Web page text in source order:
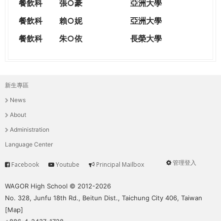
餐飲科 張○豪
亞洲大學
餐飲科
賴○妮
亞洲大學
餐飲科
朱○依 長榮大學
主
選
單
新生專區
News
About
Administration
Language Center
User
管理登入
Service
Facebook Youtube Principal Mailbox
WAGOR High School © 2012-2026
No. 328, Junfu 18th Rd., Beitun Dist., Taichung City 406, Taiwan
[Map]